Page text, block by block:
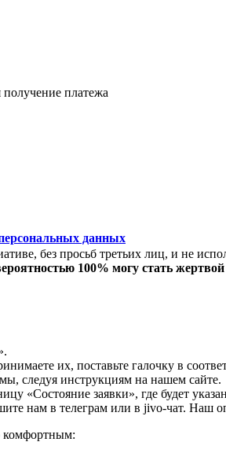
платежа
данных
без просьб третьих лиц, и не
100% могу стать
их, поставьте галочку в
следуя инструкциям на нашем сайте.
«Состояние заявки», где будет
нам в телеграм или в jivo-чат. Наш
комфортным: